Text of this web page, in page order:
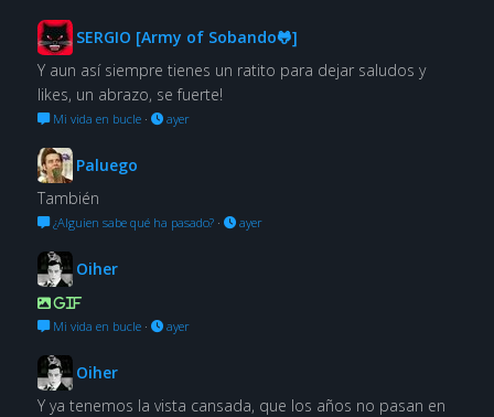
SERGIO [Army of Sobando🐸]
Y aun así siempre tienes un ratito para dejar saludos y
likes, un abrazo, se fuerte!
Mi vida en bucle· ayer
Paluego
También
¿Alguien sabe qué ha pasado?· ayer
Oiher
GIF
Mi vida en bucle· ayer
Oiher
Y ya tenemos la vista cansada, que los años no pasan en